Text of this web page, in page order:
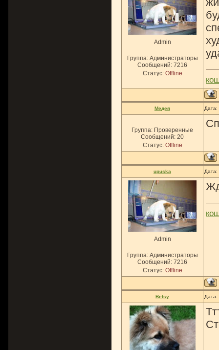
Admin
Группа: Администраторы
Сообщений: 7216
Статус: Offline
Медея
Группа: Проверенные
Сообщений: 20
Статус: Offline
upuska
Admin
Группа: Администраторы
Сообщений: 7216
Статус: Offline
Betsy